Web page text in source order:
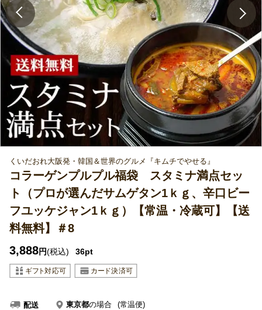
くいだおれ大阪発・韓国＆世界のグルメ『キムチでやせる』
コラーゲンプルプル福袋 スタミナ満点セッ
ト（プロが選んだサムゲタン1ｋｇ、辛口ビー
フユッケジャン1ｋｇ）【常温・冷蔵可】【送
料無料】＃8
3,888円(税込) 36pt
配送 東京都の場合
(常温便)